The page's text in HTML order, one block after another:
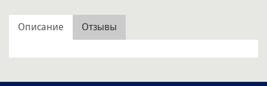
Описание Отзывы